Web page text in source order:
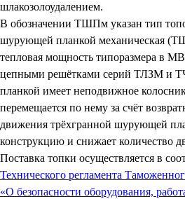
шлакозолоудалением.
В обозначении ТШПм указан тип
шурующей планкой механическая
тепловая мощность типоразмера в
цепными решётками серий ТЛЗМ и
планкой имеет неподвижное
перемещается по нему за счёт
движения трёхгранной шурующей
конструкцию и снижает количество
Поставка топки осуществляется в
Технического регламента
«О безопасности оборудования,